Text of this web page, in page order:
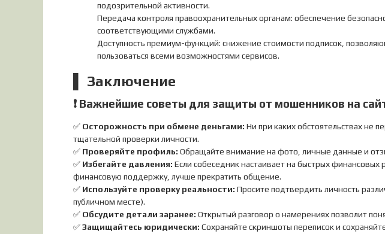
подозрительной активности.
Передача контроля правоохранительных органам: обеспечение
соответствующими службами.
Доступность премиум-функций: снижение стоимости подписок,
пользоваться всеми возможностями сервисов.
▌ Заключение
❗️ Важнейшие советы для защиты от мошенников на
✅ Осторожность при обмене деньгами: Ни при каких обстоятельствах не
тщательной проверки личности.
✅ Проверяйте профиль: Обращайте внимание на фото, личные данные и
✅ Избегайте давления: Если собеседник настаивает на быстрых финансовых
финансовую поддержку, лучше прекратить общение.
✅ Используйте проверку реальности: Просите подтвердить личность
публичном месте).
✅ Обсудите детали заранее: Открытый разговор о намерениях позволит
✅Защищайтесь юридически: Сохраняйте скриншоты переписок и